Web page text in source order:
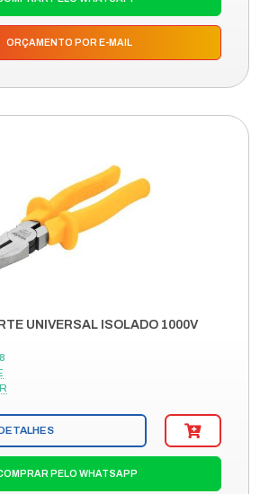
ORÇAMENTO POR E-MAIL
UNIVERSAL ISOLADO 1000V
PELO WHATSAPP